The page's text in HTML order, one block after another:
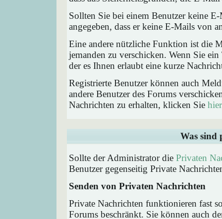
Sollten Sie bei einem Benutzer keine
angegeben, dass er keine E-Mails von
Eine andere nützliche Funktion ist die
jemanden zu verschicken. Wenn Sie
der es Ihnen erlaubt eine kurze
Registrierte Benutzer können auch
andere Benutzer des Forums
Nachrichten zu erhalten, klicken Sie hier
Was sind
Sollte der Administrator die Privaten
Benutzer gegenseitig Private
Senden von Privaten Nachrichten
Private Nachrichten funktionieren fast
Forums beschränkt. Sie können auch